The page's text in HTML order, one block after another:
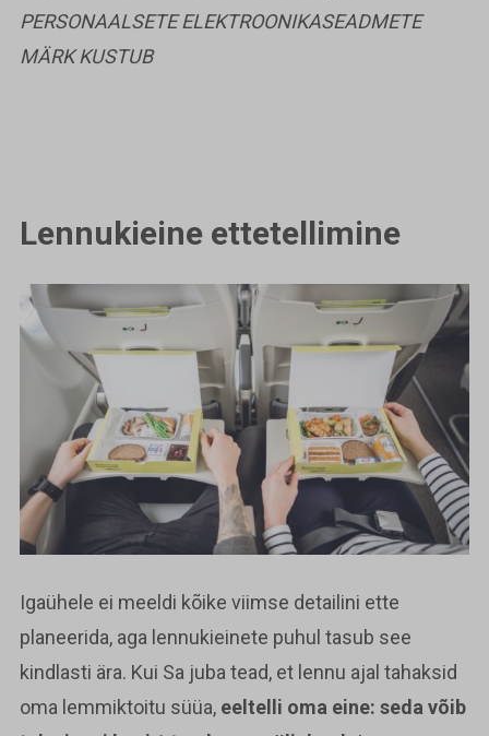
PERSONAALSETE ELEKTROONIKASEADMETE
MÄRK KUSTUB
Lennukieine ettetellimine
Igaühele ei meeldi kõike viimse detailini ette
planeerida, aga lennukieinete puhul tasub see
kindlasti ära. Kui Sa juba tead, et lennu ajal tahaksid
oma lemmiktoitu süüa, eeltelli oma eine: seda võib